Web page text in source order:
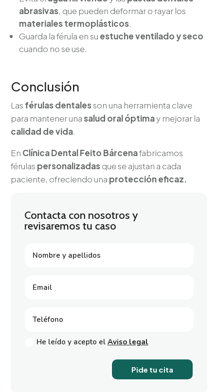
abrasivas, que pueden deformar o rayar los
materiales termoplásticos.
Guarda la férula en su estuche ventilado y seco
cuando no se use.
Conclusión
Las férulas dentalesson una herramienta clave
para mantener unasalud oral óptimay mejorar la
calidad de vida.
En Clínica Dental Feito Bárcenafabricamos
férulas personalizadasque se ajustan a cada
paciente, ofreciendo una protección eficaz.
Contacta con nosotros y
revisaremos tu caso
He leído y acepto el Aviso legal
Pide tu cita